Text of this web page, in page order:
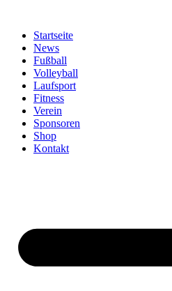
springenStartseite
News
Fußball
Volleyball
Laufsport
Fitness
Verein
Sponsoren
Shop
Kontakt